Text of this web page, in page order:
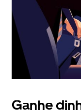
o
calendário.
Ganhe